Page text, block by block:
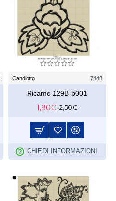
Candiotto 7448
Ricamo 129B-b001
1,90€ 2,50€
CHIEDI INFORMAZIONI